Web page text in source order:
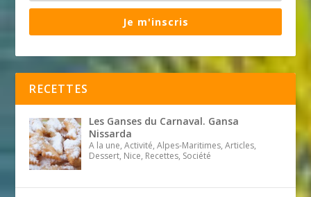
Je m'inscris
RECETTES
Les Ganses du Carnaval. Gansa
Nissarda
A la une, Activité, Alpes-Maritimes, Articles,
Dessert, Nice, Recettes, Société